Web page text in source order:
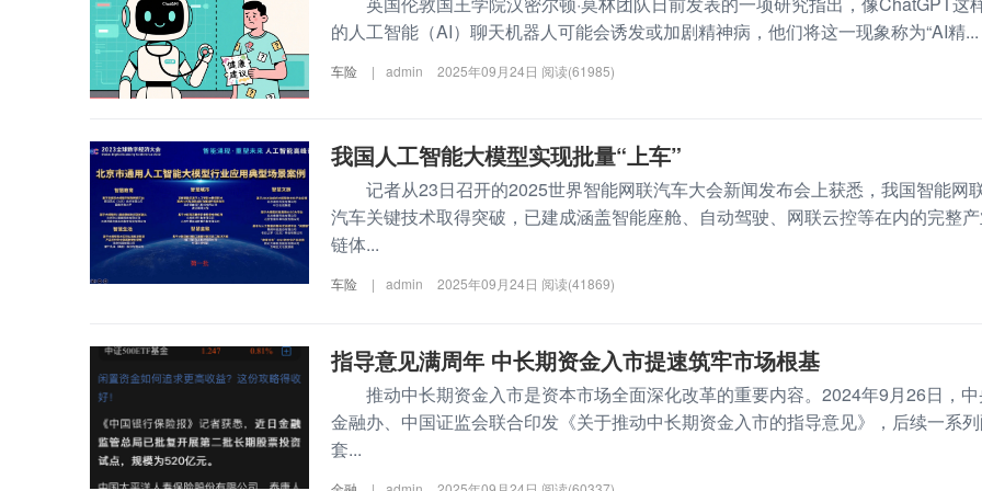
的人工智能（AI）聊天机器人可能会诱发或加剧精神病，他们将这一现象称为“AI精...
车险 | admin 2025年09月24日 阅读(61985)
我国人工智能大模型实现批量“上车”
记者从23日召开的2025世界智能网联汽车大会新闻发布会上获悉，我国智能网
汽车关键技术取得突破，已建成涵盖智能座舱、自动驾驶、网联云控等在内的完整
链体...
车险 | admin 2025年09月24日 阅读(41869)
指导意见满周年 中长期资金入市提速筑牢市场根基
推动中长期资金入市是资本市场全面深化改革的重要内容。2024年9月26日，中
金融办、中国证监会联合印发《关于推动中长期资金入市的指导意见》，后续一系
套...